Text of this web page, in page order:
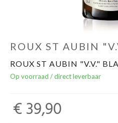
Geels Witteke De Maan's
ROUX ST AUBIN
ROUX ST AUBIN "V.V."
Op voorraad / direct leverbaar
€ 39,90